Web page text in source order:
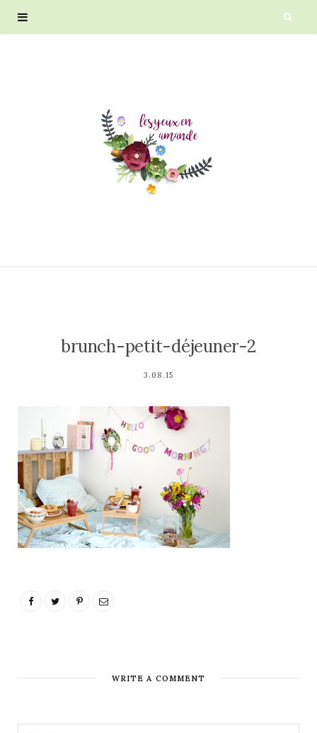
brunch-petit-déjeuner-2
3.08.15
WRITE A COMMENT